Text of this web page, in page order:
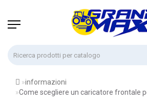
informazioni
Come scegliere un caricatore frontale